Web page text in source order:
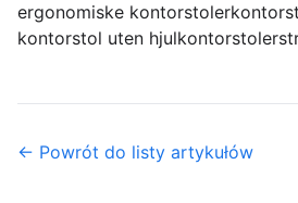
ergonomiske kontorstoler
kontorstol uten hjulkontorstoler
← Powrót do listy artykułów